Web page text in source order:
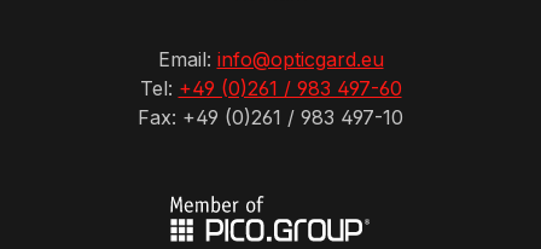
Email: info@opticgard.eu
Tel: +49 (0)261 / 983 497-60
Fax: +49 (0)261 / 983 497-10